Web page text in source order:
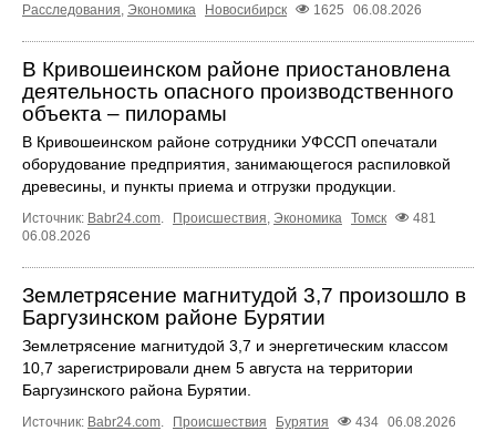
Расследования Экономика Новосибирск 1625 06.08.2026
В Кривошеинском районе приостановлена
деятельность опасного производственного
объекта – пилорамы
В Кривошеинском районе сотрудники УФССП опечатали
оборудование предприятия, занимающегося распиловкой
древесины, и пункты приема и отгрузки продукции.
Источник: Babr24.com. Происшествия, Экономика Томск
481
06.08.2026
Землетрясение магнитудой 3,7 произошло в
Баргузинском районе Бурятии
Землетрясение магнитудой 3,7 и энергетическим классом
10,7 зарегистрировали днем 5 августа на территории
Баргузинского района Бурятии.
Источник: Babr24.com. Происшествия Бурятия 434 06.08.2026